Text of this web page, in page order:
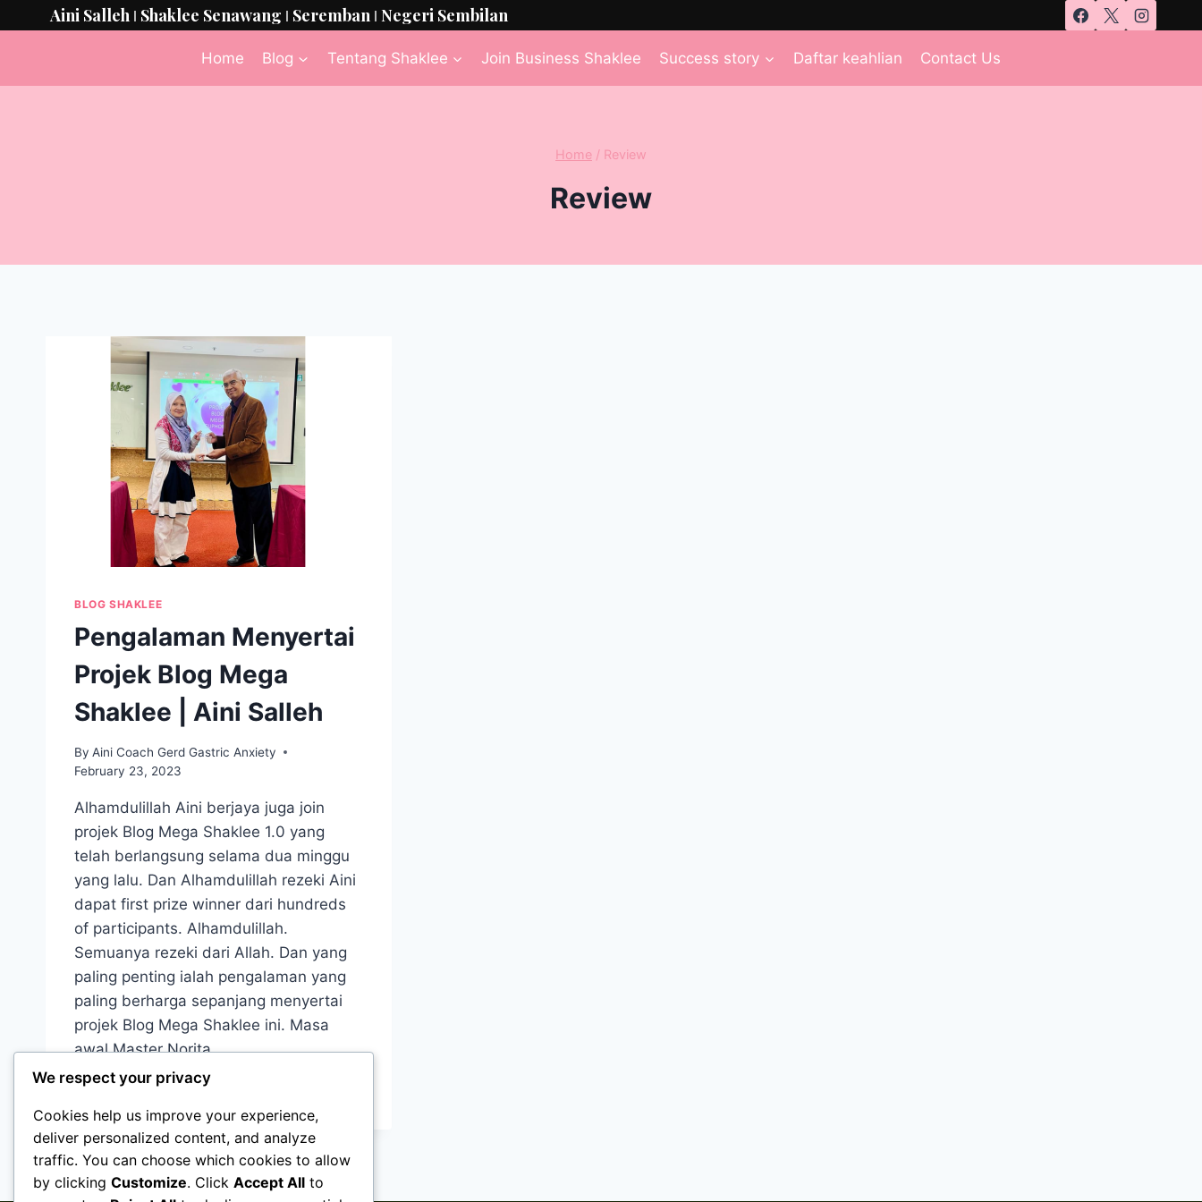
Aini Salleh ǀ Shaklee Senawang ǀ Seremban ǀ Negeri Sembilan
Home Blog Tentang Shaklee Join Business Shaklee Success story Daftar keahlian Contact Us
Home / Review
Review
BLOG SHAKLEE
Pengalaman Menyertai
Projek Blog Mega
Shaklee | Aini Salleh
By Aini Coach Gerd Gastric Anxiety
February 23, 2023
Alhamdulillah Aini berjaya juga join
projek Blog Mega Shaklee 1.0 yang
telah berlangsung selama dua minggu
yang lalu. Dan Alhamdulillah rezeki Aini
dapat first prize winner dari hundreds
of participants. Alhamdulillah.
Semuanya rezeki dari Allah. Dan yang
paling penting ialah pengalaman yang
paling berharga sepanjang menyertai
projek Blog Mega Shaklee ini. Masa
awal Master Norita…
READ MORE
We respect your privacy
Cookies help us improve your experience,
deliver personalized content, and analyze
traffic. You can choose which cookies to allow
by clicking Customize. Click Accept All to